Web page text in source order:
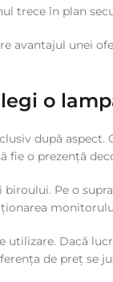
trece în plan
avantajul unei
o
după
fie o prezență
Pe o
utilizare. Dacă
de preț se